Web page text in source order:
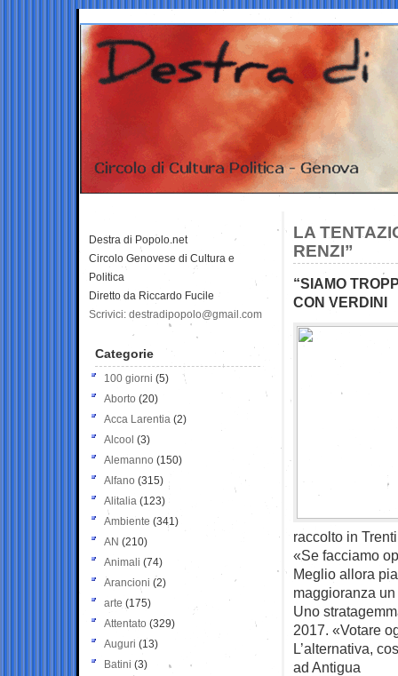
LA
RENZI”
“SIAMO
CON VERDINI
raccolto in
«Se facciamo
Meglio allora
maggioranza
Uno
2017. «Votare
L’alternativa,
ad Antigua
Destra di Popolo.net
Circolo Genovese di Cultura e
Politica
Diretto da Riccardo Fucile
Scrivici: destradipopolo@gmail.com
Categorie
100 giorni (5)
Aborto (20)
Acca Larentia (2)
Alcool (3)
Alemanno (150)
Alfano (315)
Alitalia (123)
Ambiente (341)
AN (210)
Animali (74)
Arancioni (2)
arte (175)
Attentato (329)
Auguri (13)
Batini (3)